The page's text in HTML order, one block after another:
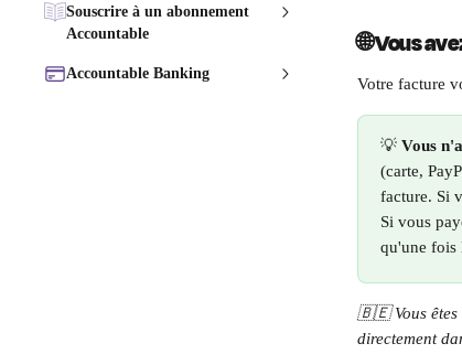
Souscrire à un abonnement
Accountable
Accountable Banking
🌐 Vous
Votre facture
💡 Vous
(carte,
facture. Si
Si vous
qu'une fois
🇧🇪 Vous êtes
directement